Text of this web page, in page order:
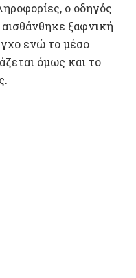
ο οδηγός
ξαφνική
ενώ το μέσο
όμως και το